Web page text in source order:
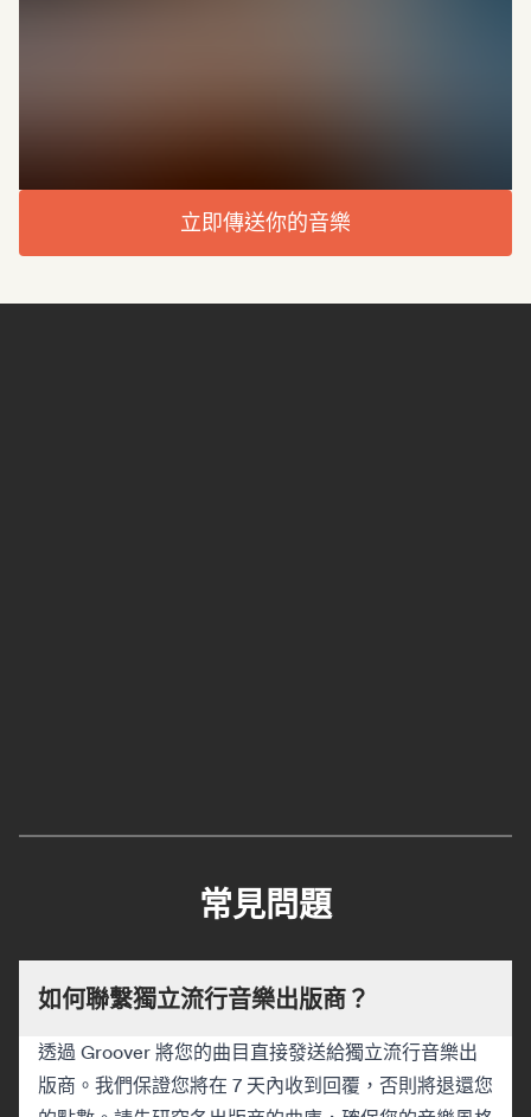
立即傳送你的音樂
常見問題
如何聯繫獨立流行音樂出版商？
透過 Groover 將您的曲目直接發送給獨立流行音樂出
版商。我們保證您將在 7 天內收到回覆，否則將退還您